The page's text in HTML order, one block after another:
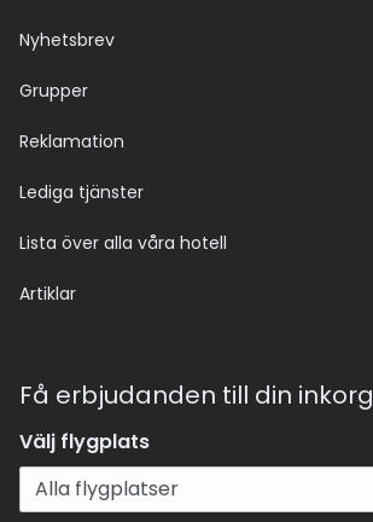
Nyhetsbrev
Grupper
Reklamation
Lediga tjänster
Lista över alla våra hotell
Artiklar
Få erbjudanden till din inkorg
Välj flygplats